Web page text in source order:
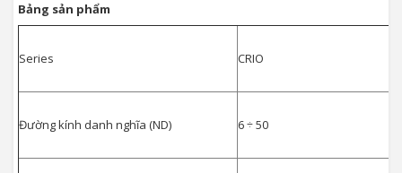
Bảng sản phẩm
Series CRIO
Đường kính danh nghĩa (ND) 6 ÷ 50